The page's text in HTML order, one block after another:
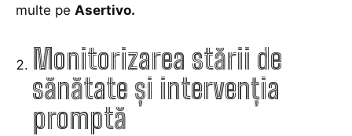
multe pe Asertivo.
Monitorizarea stării de
sănătate și intervenția
promptă